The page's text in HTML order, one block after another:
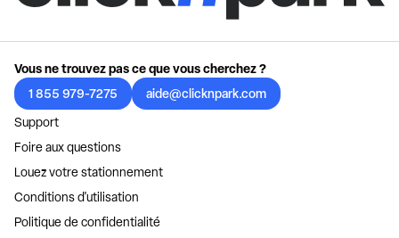
Vous ne trouvez pas ce que vous cherchez ?
1 855 979-7275
aide@clicknpark.com
Support
Foire aux questions
Louez votre stationnement
Conditions d'utilisation
Politique de confidentialité